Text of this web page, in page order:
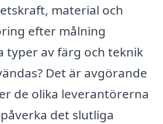
material och
efter målning
typer av färg och teknik
Det är avgörande
de olika leverantörerna
det slutliga